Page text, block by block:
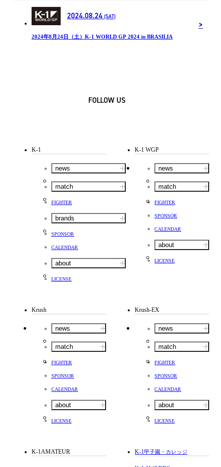
2024.08.24 (SAT)
2024年8⽉24⽇（土）K-1 WORLD GP 2024 in BRASILIA
FOLLOW US
K-1
news
match
FIGHTER
brands
SPONSOR
CALENDAR
about
LICENSE
K-1 WGP
news
match
FIGHTER
SPONSOR
CALENDAR
about
LICENSE
Krush
news
match
FIGHTER
SPONSOR
CALENDAR
about
LICENSE
Krush-EX
news
match
FIGHTER
SPONSOR
CALENDAR
about
LICENSE
K-1AMATEUR K-1甲子園・カレッジ